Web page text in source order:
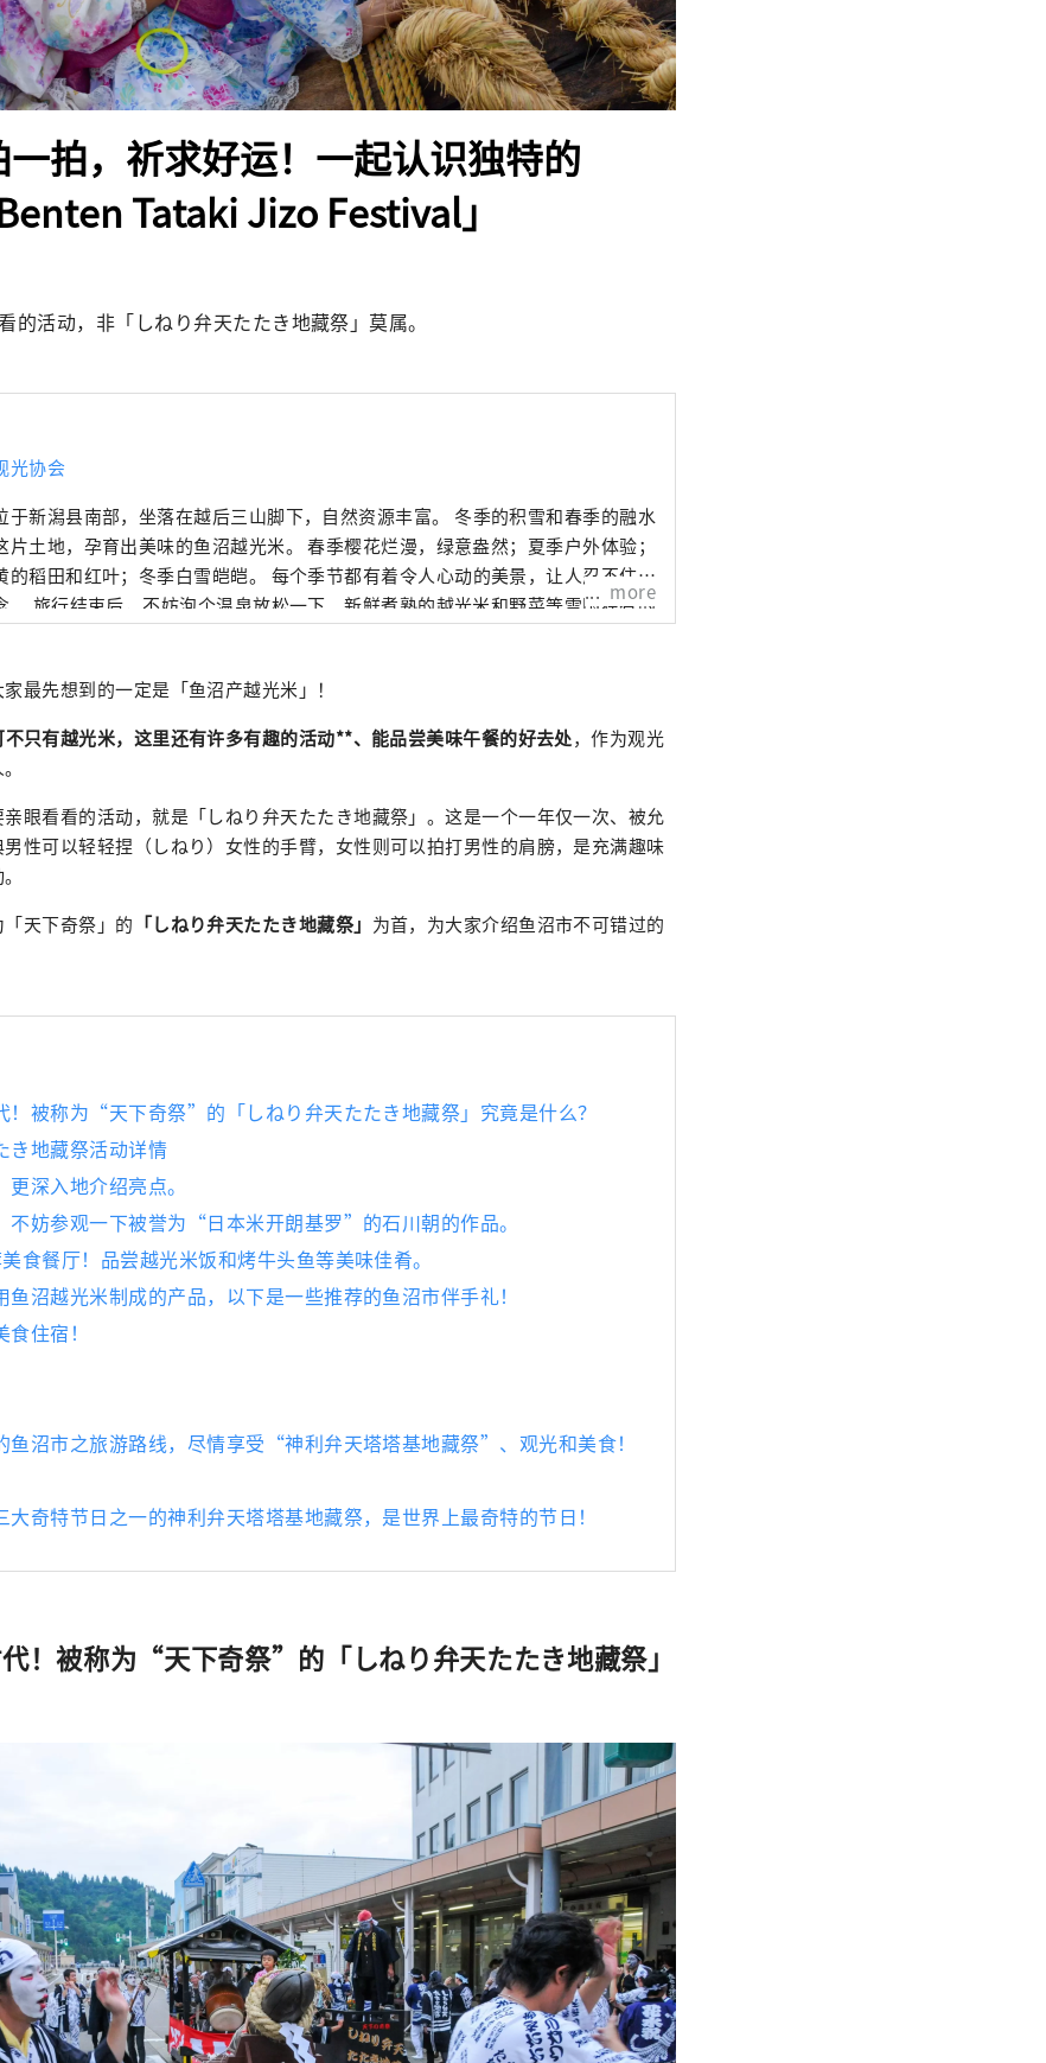
拍，祈求好运！一起认识独特的
Tataki Jizo Festival」
的活动，非「しねり弁天たたき地藏祭」莫属。
光协会
于新潟县南部，坐落在越后三山脚下，自然资源丰富。 冬季的积雪和春季的融水
孕育出美味的鱼沼越光米。 春季樱花烂漫，绿意盎然；夏季户外体验；
的稻田和红叶；冬季白雪皑皑。 每个季节都有着令人心动的美景，让人忍不住想
菜等雪国独有的
会让您心满意足。 从东京乘坐新干线约2小时即可到达。 何不悠闲地体验一次旅
more
最先想到的一定是「鱼沼产越光米」！
只有越光米，这里还有许多有趣的活动**、能品尝美味午餐的好去处，作为观光
眼看看的活动，就是「しねり弁天たたき地藏祭」。这是一个一年仅一次、被允
性可以轻轻捏（しねり）女性的手臂，女性则可以拍打男性的肩膀，是充满趣味
天下奇祭」的 「しねり弁天たたき地藏祭」 为首，为大家介绍鱼沼市不可错过的
！被称为“天下奇祭”的「しねり弁天たたき地藏祭」究竟是什么？
き地藏祭活动详情
深入地介绍亮点。
不妨参观一下被誉为“日本米开朗基罗”的石川朝的作品。
食餐厅！品尝越光米饭和烤牛头鱼等美味佳肴。
鱼沼越光米制成的产品，以下是一些推荐的鱼沼市伴手礼！
住宿！
鱼沼市之旅游路线，尽情享受“神利弁天塔塔基地藏祭”、观光和美食！
大奇特节日之一的神利弁天塔塔基地藏祭，是世界上最奇特的节日！
！被称为“天下奇祭”的「しねり弁天たたき地藏祭」